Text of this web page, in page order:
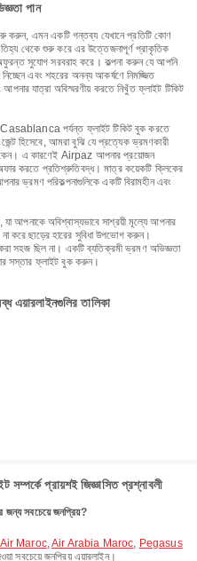
পান
এমন একটি গন্তব্য যেখানে প্রতিটি কোণ
থেকে শুরু করে এর উত্তেজনাপূর্ণ প্রাকৃতিক
সুযোগ সরবরাহ করে। কল্পনা করুন যে আপনি
নিচ্ছেন এবং শহরের অনন্য আকর্ষণে নিমজ্জিত
যাত্রা অবিস্মরণীয় করতে নিখুঁত ফ্লাইট টিকিট
পর্যন্ত ফ্লাইট টিকিট বুক করতে
হিসেবে, আমরা বুঝি যে প্রত্যেক ভ্রমণকারী
কেন। এ কারণেই Airpaz আপনার প্রয়োজন
করতে প্রতিশ্রুতিবদ্ধ। মাত্র কয়েকটি ক্লিকের
ভ্রমণ পরিকল্পনাগুলিকে একটি বিরামহীন এবং
আপনাকে অবিশ্বাস্যভাবে সাশ্রয়ী মূল্যে আপনার
করে ছাড়ের হারের সুবিধা উপভোগ করুন।
সহজ ছিল না। একটি ব্যতিক্রমী ভ্রমণ অভিজ্ঞতা
সস্তার ফ্লাইট বুক করুন।
তালিকা
প্রায়শই জিজ্ঞাসিত প্রশ্নাবলী
সবচেয়ে জনপ্রিয়?
Maroc,Air Arabia Maroc, Pegasus
সবচেয়ে জনপ্রিয় এয়ারলাইন।